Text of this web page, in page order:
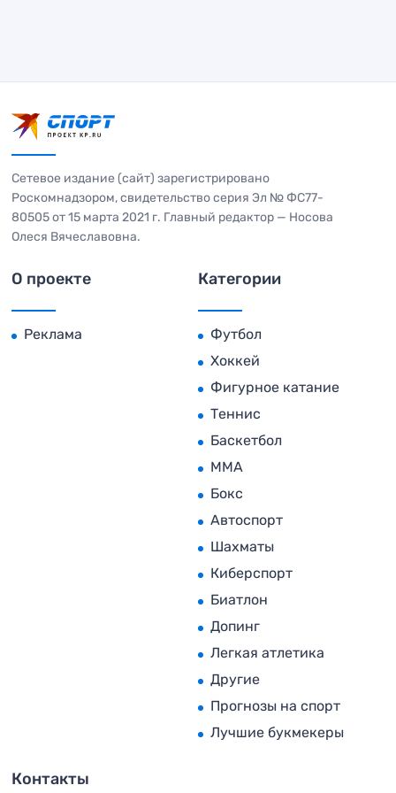
Сетевое издание (сайт) зарегистрировано
Роскомнадзором, свидетельство серия Эл № ФС77-
80505 от 15 марта 2021 г. Главный редактор — Носова
Олеся Вячеславовна.
О проекте
Реклама
Категории
Футбол
Хоккей
Фигурное катание
Теннис
Баскетбол
MMA
Бокс
Автоспорт
Шахматы
Киберспорт
Биатлон
Допинг
Легкая атлетика
Другие
Прогнозы на спорт
Лучшие букмекеры
Контакты